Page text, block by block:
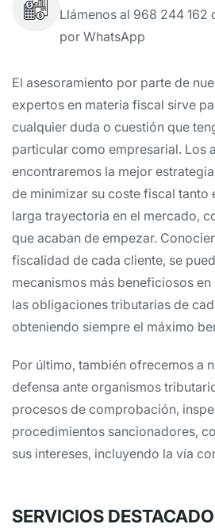
Llámenos al 968 244 162
por WhatsApp
El asesoramiento por parte de
expertos en materia fiscal sirve
cualquier duda o cuestión que
particular como empresarial. Los
encontraremos la mejor
de minimizar su coste fiscal tanto
larga trayectoria en el mercado,
que acaban de empezar.
fiscalidad de cada cliente, se
mecanismos más beneficiosos
las obligaciones tributarias de
obteniendo siempre el máximo
Por último, también ofrecemos a
defensa ante organismos
procesos de comprobación,
procedimientos sancionadores,
sus intereses, incluyendo la vía
SERVICIOS